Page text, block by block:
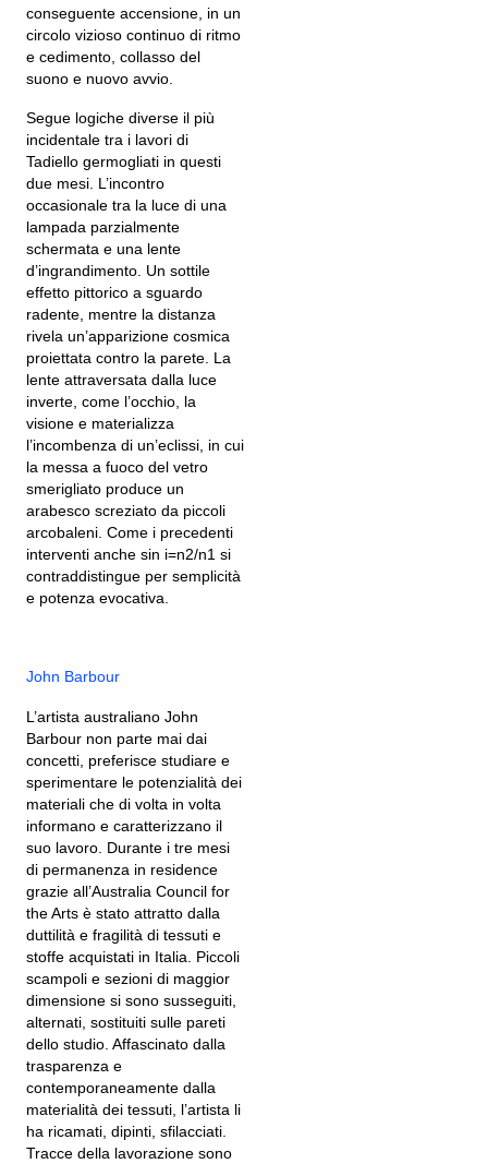
conseguente accensione, in un
circolo vizioso continuo di ritmo
e cedimento, collasso del
suono e nuovo avvio.
Segue logiche diverse il più
incidentale tra i lavori di
Tadiello germogliati in questi
due mesi. L’incontro
occasionale tra la luce di una
lampada parzialmente
schermata e una lente
d’ingrandimento. Un sottile
effetto pittorico a sguardo
radente, mentre la distanza
rivela un’apparizione cosmica
proiettata contro la parete. La
lente attraversata dalla luce
inverte, come l’occhio, la
visione e materializza
l’incombenza di un’eclissi, in cui
la messa a fuoco del vetro
smerigliato produce un
arabesco screziato da piccoli
arcobaleni. Come i precedenti
interventi anche sin i=n2/n1 si
contraddistingue per semplicità
e potenza evocativa.
John Barbour
L’artista australiano John
Barbour non parte mai dai
concetti, preferisce studiare e
sperimentare le potenzialità dei
materiali che di volta in volta
informano e caratterizzano il
suo lavoro. Durante i tre mesi
di permanenza in residence
grazie all’Australia Council for
the Arts è stato attratto dalla
duttilità e fragilità di tessuti e
stoffe acquistati in Italia. Piccoli
scampoli e sezioni di maggior
dimensione si sono susseguiti,
alternati, sostituiti sulle pareti
dello studio. Affascinato dalla
trasparenza e
contemporaneamente dalla
materialità dei tessuti, l’artista li
ha ricamati, dipinti, sfilacciati.
Tracce della lavorazione sono